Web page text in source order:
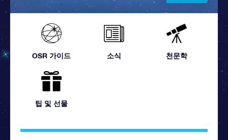
OSR 가이드 소식 천문학
팁 및 선물